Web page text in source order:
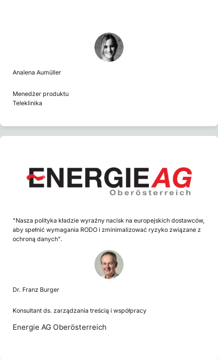
Analena Aumüller
Menedżer produktu
Teleklinika
"Nasza polityka kładzie wyraźny nacisk na europejskich dostawców,
aby spełnić wymagania RODO i zminimalizować ryzyko związane z
ochroną danych".
Dr. Franz Burger
Konsultant ds. zarządzania treścią i współpracy
Energie AG Oberösterreich